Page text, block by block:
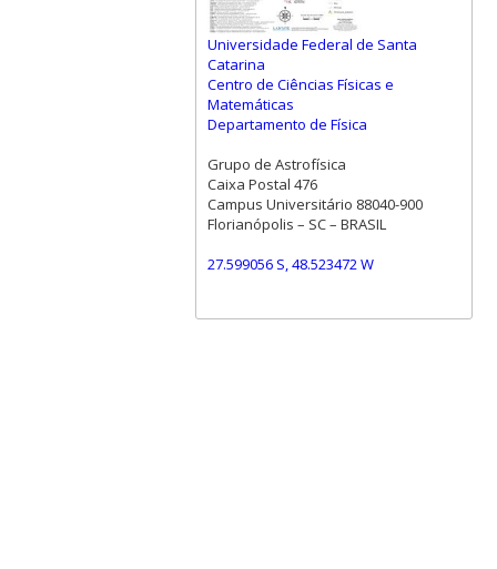
Universidade Federal de Santa
Catarina
Centro de Ciências Físicas e
Matemáticas
Departamento de Física
Grupo de Astrofísica
Caixa Postal 476
Campus Universitário 88040-900
Florianópolis – SC – BRASIL
27.599056 S, 48.523472 W